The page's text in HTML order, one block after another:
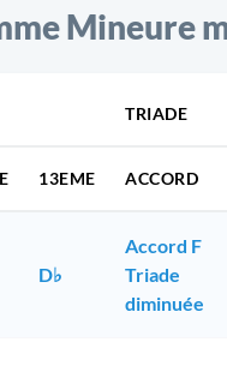
Mineure
TRIADE
13EME ACCORD
D♭
Accord F
Triade
diminuée